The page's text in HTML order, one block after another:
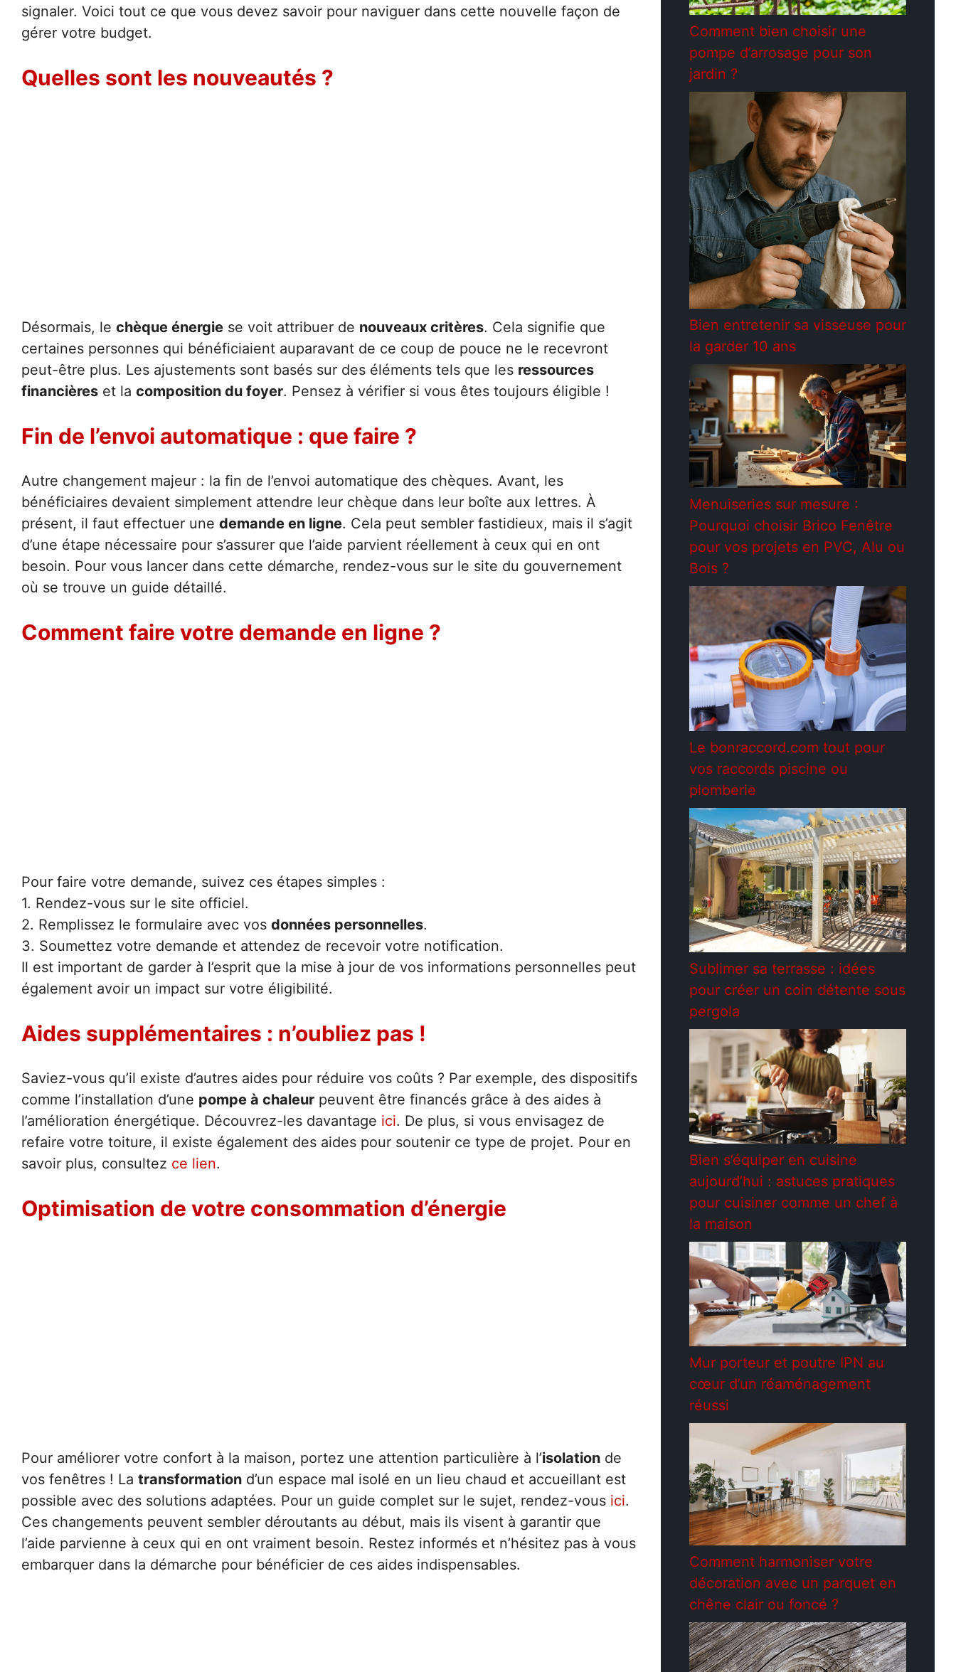
signaler. Voici tout ce que vous devez savoir pour naviguer dans cette nouvelle façon de
gérer votre budget.
Quelles sont les nouveautés ?
Désormais, le chèque énergie se voit attribuer de nouveaux critères. Cela signifie que
certaines personnes qui bénéficiaient auparavant de ce coup de pouce ne le recevront
peut-être plus. Les ajustements sont basés sur des éléments tels que les ressources
financières et la composition du foyer. Pensez à vérifier si vous êtes toujours éligible !
Fin de l’envoi automatique : que faire ?
Autre changement majeur : la fin de l’envoi automatique des chèques. Avant, les
bénéficiaires devaient simplement attendre leur chèque dans leur boîte aux lettres. À
présent, il faut effectuer une demande en ligne. Cela peut sembler fastidieux, mais il s’agit
d’une étape nécessaire pour s’assurer que l’aide parvient réellement à ceux qui en ont
besoin. Pour vous lancer dans cette démarche, rendez-vous sur le site du gouvernement
où se trouve un guide détaillé.
Comment faire votre demande en ligne ?
Pour faire votre demande, suivez ces étapes simples :
1. Rendez-vous sur le site officiel.
2. Remplissez le formulaire avec vos données personnelles.
3. Soumettez votre demande et attendez de recevoir votre notification.
Il est important de garder à l’esprit que la mise à jour de vos informations personnelles peut
également avoir un impact sur votre éligibilité.
Aides supplémentaires : n’oubliez pas !
Saviez-vous qu’il existe d’autres aides pour réduire vos coûts ? Par exemple, des dispositifs
comme l’installation d’une pompe à chaleur peuvent être financés grâce à des aides à
l’amélioration énergétique. Découvrez-les davantage ici. De plus, si vous envisagez de
refaire votre toiture, il existe également des aides pour soutenir ce type de projet. Pour en
savoir plus, consultez ce lien.
Optimisation de votre consommation d’énergie
Pour améliorer votre confort à la maison, portez une attention particulière à l’isolation de
vos fenêtres ! La transformation d’un espace mal isolé en un lieu chaud et accueillant est
possible avec des solutions adaptées. Pour un guide complet sur le sujet, rendez-vous ici.
Ces changements peuvent sembler déroutants au début, mais ils visent à garantir que
l’aide parvienne à ceux qui en ont vraiment besoin. Restez informés et n’hésitez pas à vous
embarquer dans la démarche pour bénéficier de ces aides indispensables.
Comment bien choisir une
pompe d’arrosage pour son
jardin ?
Bien entretenir sa visseuse pour
la garder 10 ans
Menuiseries sur mesure :
Pourquoi choisir Brico Fenêtre
pour vos projets en PVC, Alu ou
Bois ?
Le bonraccord.com tout pour
vos raccords piscine ou
plomberie
Sublimer sa terrasse : idées
pour créer un coin détente sous
pergola
Bien s’équiper en cuisine
aujourd’hui : astuces pratiques
pour cuisiner comme un chef à
la maison
Mur porteur et poutre IPN au
cœur d’un réaménagement
réussi
Comment harmoniser votre
décoration avec un parquet en
chêne clair ou foncé ?